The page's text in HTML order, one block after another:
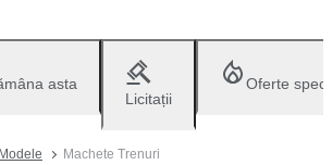
asta
Licitații
Oferte
Machete Trenuri